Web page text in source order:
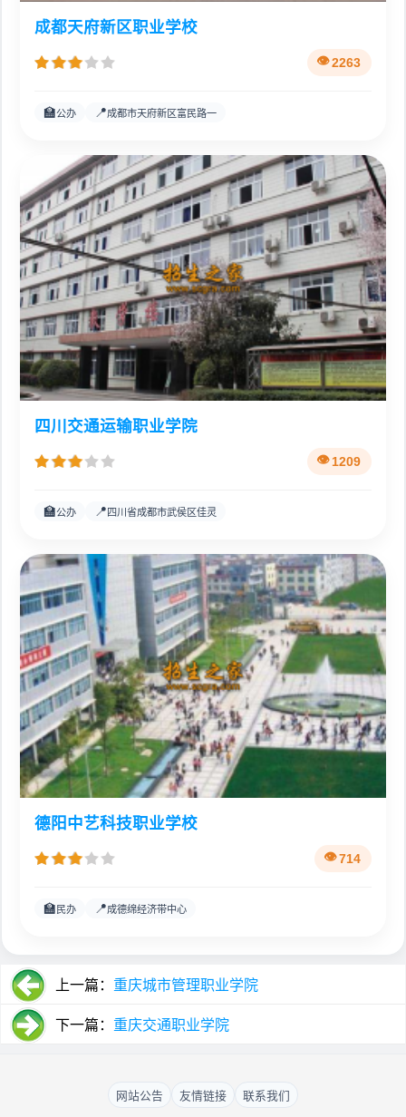
成都天府新区职业学校
2263
🏫公办 📍成都市天府新区富民路一
四川交通运输职业学院
1209
🏫公办 📍四川省成都市武侯区佳灵
德阳中艺科技职业学校
714
🏫 民办 📍成德绵经济带中心
上一篇： 重庆城市管理职业学院
下一篇： 重庆交通职业学院
网站公告 友情链接 联系我们